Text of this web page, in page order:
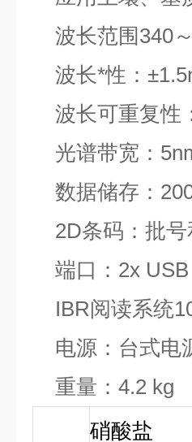
波长范围340
波长*性：
波长可重复性
光谱带宽：
数据储存：
2D条码：批号
端口：2x USB
IBR阅读系统
电源：台式电
重量：4.2 kg
硝酸盐